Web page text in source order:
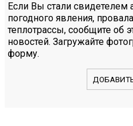
Если Вы стали свидетелем
погодного явления,
теплотрассы, сообщите об
новостей. Загружайте
форму.